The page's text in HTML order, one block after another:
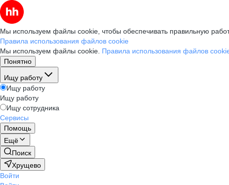
Мы используем файлы cookie, чтобы обеспечивать правильную
Правила использования файлов cookie
Мы используем файлы cookie. Правила использования файлов
Понятно
Ищу работу
Ищу работу
Ищу работу
Ищу сотрудника
Сервисы
Помощь
Ещё
Поиск
Хрущево
Войти